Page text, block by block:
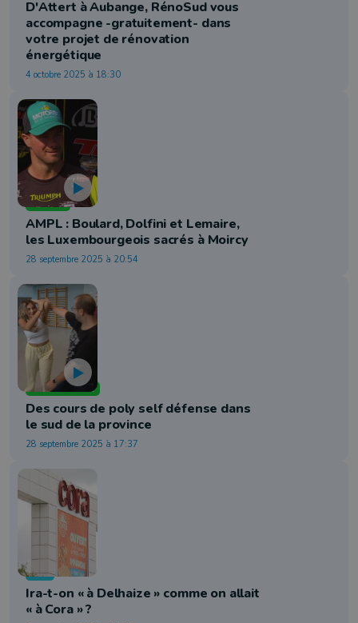
D'Attert à Aubange, RénoSud vous
accompagne -gratuitement- dans
votre projet de rénovation
énergétique
4 octobre 2025 à 18:30
Moteur
AMPL : Boulard, Dolfini et Lemaire,
les Luxembourgeois sacrés à Moircy
28 septembre 2025 à 20:54
Arts martiaux
Des cours de poly self défense dans
le sud de la province
28 septembre 2025 à 17:37
Info
Ira-t-on « à Delhaize » comme on allait
« à Cora » ?